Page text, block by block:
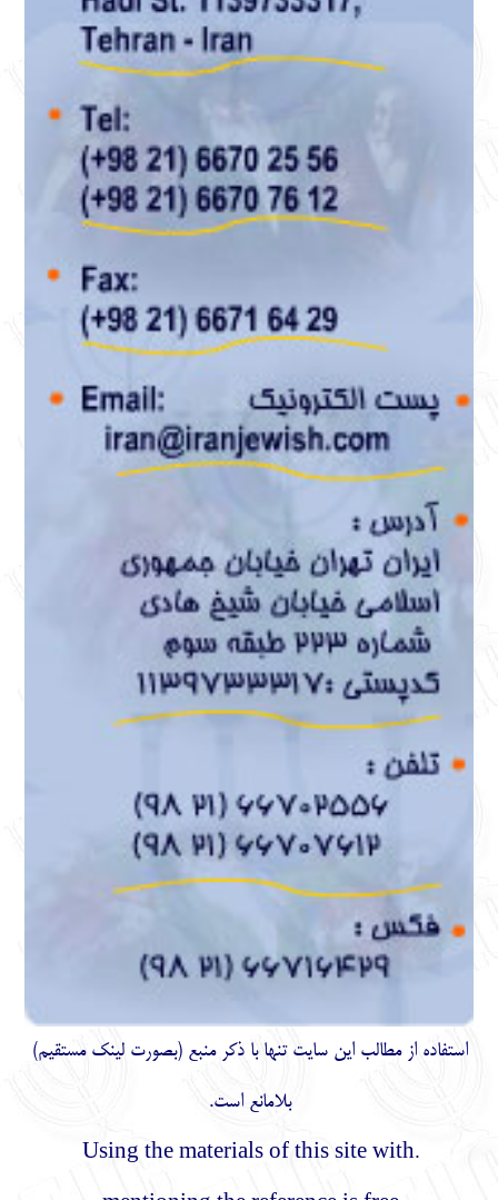
استفاده از مطالب اين سايت تنها با ذكر منبع (بصورت لینک مستقیم)
بلامانع است.
.Using the materials of this site with